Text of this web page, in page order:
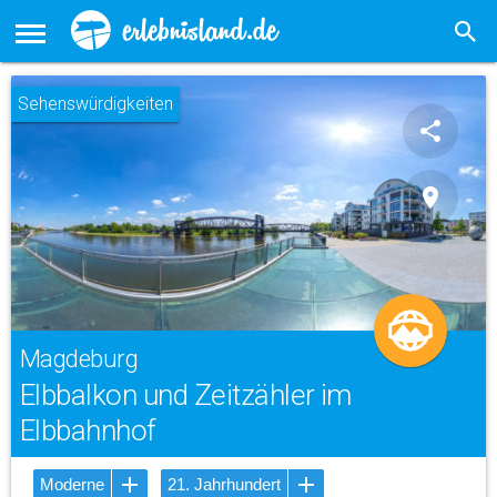
Sehenswürdigkeiten
Magdeburg
Elbbalkon und Zeitzähler im
Elbbahnhof
share
place
Moderne
21. Jahrhundert